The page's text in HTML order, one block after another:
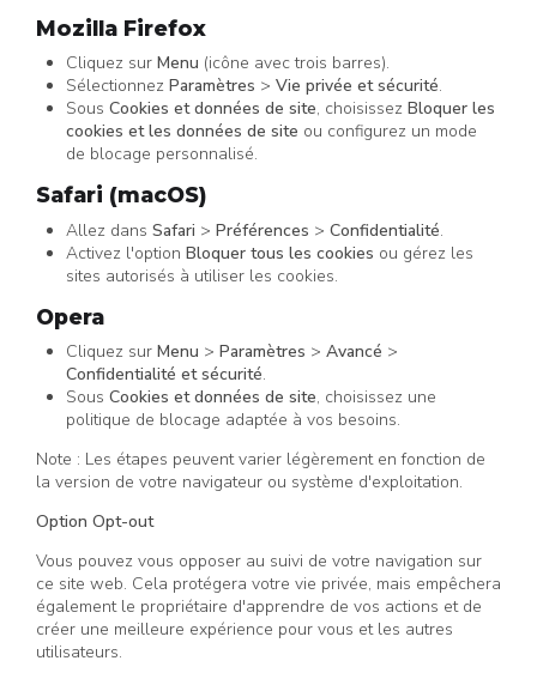
Mozilla Firefox
Cliquez surMenu (icône avec trois barres).
SélectionnezParamètres >Vie privée et sécurité.
SousCookies et données de site, choisissezBloquer les
cookies et les données de site ou configurez un mode
de blocage personnalisé.
Safari (macOS)
Allez dansSafari >Préférences >Confidentialité.
Activez l'optionBloquer tous les cookies ou gérez les
sites autorisés à utiliser les cookies.
Opera
Cliquez surMenu >Paramètres >Avancé >
Confidentialité et sécurité.
SousCookies et données de site, choisissez une
politique de blocage adaptée à vos besoins.
Note : Les étapes peuvent varier légèrement en fonction de
la version de votre navigateur ou système d'exploitation.
Option Opt-out
Vous pouvez vous opposer au suivi de votre navigation sur
ce site web. Cela protégera votre vie privée, mais empêchera
également le propriétaire d'apprendre de vos actions et de
créer une meilleure expérience pour vous et les autres
utilisateurs.